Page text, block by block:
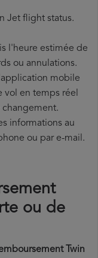
Jet flight status.
l'heure estimée de
ou annulations.
mobile
vol en temps réel
changement.
informations au
ou par e-mail.
ou de
Twin